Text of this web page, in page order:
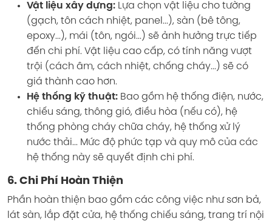
Vật liệu xây dựng: Lựa chọn vật liệu cho tường
(gạch, tôn cách nhiệt, panel...), sàn (bê tông,
epoxy...), mái (tôn, ngói...) sẽ ảnh hưởng trực tiếp
đến chi phí. Vật liệu cao cấp, có tính năng vượt
trội (cách âm, cách nhiệt, chống cháy...) sẽ có
giá thành cao hơn.
Hệ thống kỹ thuật: Bao gồm hệ thống điện, nước,
chiếu sáng, thông gió, điều hòa (nếu có), hệ
thống phòng cháy chữa cháy, hệ thống xử lý
nước thải... Mức độ phức tạp và quy mô của các
hệ thống này sẽ quyết định chi phí.
6. Chi Phí Hoàn Thiện
Phần hoàn thiện bao gồm các công việc như sơn bả,
lát sàn, lắp đặt cửa, hệ thống chiếu sáng, trang trí nội